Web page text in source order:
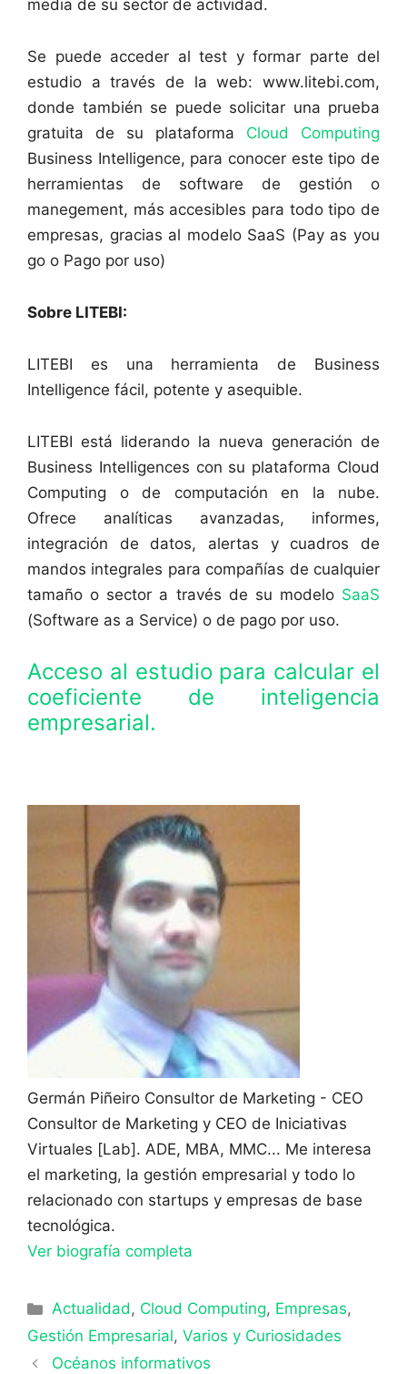
media de su sector de actividad.
Se puede acceder al test y formar parte del
estudio a través de la web: www.litebi.com,
donde también se puede solicitar una prueba
gratuita de su plataforma Cloud Computing
Business Intelligence, para conocer este tipo de
herramientas de software de gestión o
manegement, más accesibles para todo tipo de
empresas, gracias al modelo SaaS (Pay as you
go o Pago por uso)
Sobre LITEBI:
LITEBI es una herramienta de Business
Intelligence fácil, potente y asequible.
LITEBI está liderando la nueva generación de
Business Intelligences con su plataforma Cloud
Computing o de computación en la nube.
Ofrece analíticas avanzadas, informes,
integración de datos, alertas y cuadros de
mandos integrales para compañías de cualquier
tamaño o sector a través de su modelo SaaS
(Software as a Service) o de pago por uso.
Acceso al estudio para calcular el
coeficiente de inteligencia
empresarial.
Germán Piñeiro Consultor de Marketing - CEO
Consultor de Marketing y CEO de Iniciativas
Virtuales [Lab]. ADE, MBA, MMC... Me interesa
el marketing, la gestión empresarial y todo lo
relacionado con startups y empresas de base
tecnológica.
Ver biografía completa
Categorías
Actualidad, Cloud Computing, Empresas,
Gestión Empresarial, Varios y Curiosidades
Océanos informativos